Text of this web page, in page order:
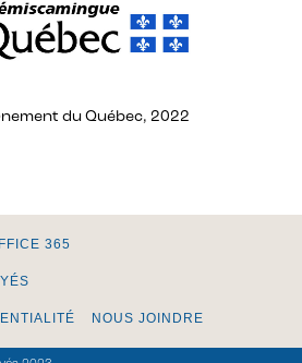
du Québec, 2022
365
NOUS JOINDRE